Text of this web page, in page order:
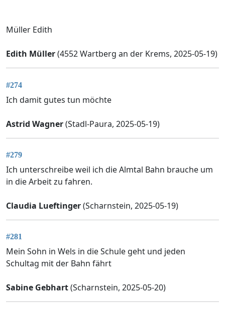
Müller Edith
Edith Müller(4552 Wartberg an der Krems, 2025-05-19)
#274
Ich damit gutes tun möchte
Astrid Wagner(Stadl-Paura, 2025-05-19)
#279
Ich unterschreibe weil ich die Almtal Bahn brauche um
in die Arbeit zu fahren.
Claudia Lueftinger(Scharnstein, 2025-05-19)
#281
Mein Sohn in Wels in die Schule geht und jeden
Schultag mit der Bahn fährt
Sabine Gebhart(Scharnstein, 2025-05-20)